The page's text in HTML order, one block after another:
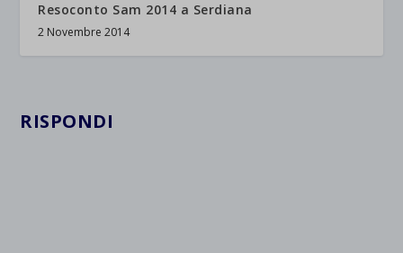
Resoconto Sam 2014 a Serdiana
2 Novembre 2014
RISPONDI